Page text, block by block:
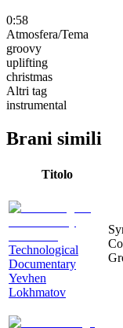
0:58
Atmosfera/Tema
groovy
uplifting
christmas
Altri tag
instrumental
Brani simili
Titolo
Technological
Documentary
Yevhen
Lokhmatov